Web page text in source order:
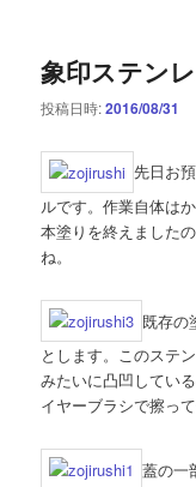
象印ステン
投稿日時:2016/08/31
先日お
ルです。作業自体は
本塗りを終えました
ね。
既存の
とします。このステ
みたいに凸凹してい
イヤーブラシで擦って
蓋の一